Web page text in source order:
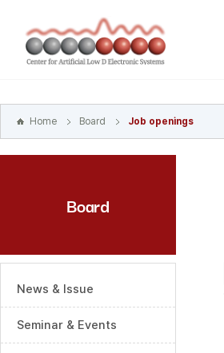
바로가기
주메뉴
바로가기
Home Board Job openings
Board
News & Issue
Seminar & Events